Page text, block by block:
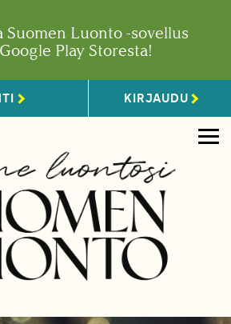
Suomen Luonto -sovellus
Google Play Storesta!
KIRJAUDU